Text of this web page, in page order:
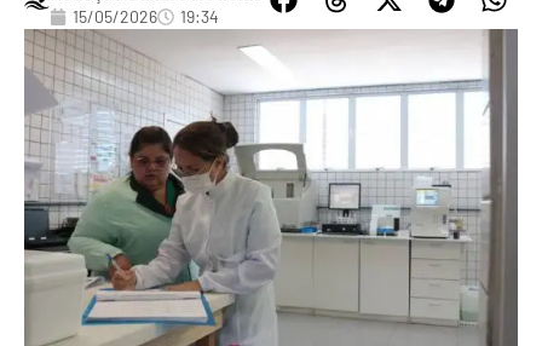
15/05/2026 19:34